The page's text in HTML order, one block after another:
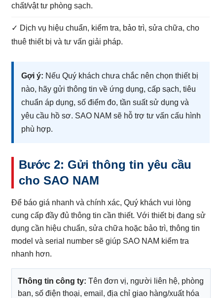
chất/vật tư phòng sạch.
✓ Dịch vụ hiệu chuẩn, kiểm tra, bảo trì, sửa chữa, cho
thuê thiết bị và tư vấn giải pháp.
Gợi ý: Nếu Quý khách chưa chắc nên chọn thiết bị
nào, hãy gửi thông tin về ứng dụng, cấp sạch, tiêu
chuẩn áp dụng, số điểm đo, tần suất sử dụng và
yêu cầu hồ sơ. SAO NAM sẽ hỗ trợ tư vấn cấu hình
phù hợp.
Bước 2: Gửi thông tin yêu cầu
cho SAO NAM
Để báo giá nhanh và chính xác, Quý khách vui lòng
cung cấp đầy đủ thông tin cần thiết. Với thiết bị đang sử
dụng cần hiệu chuẩn, sửa chữa hoặc bảo trì, thông tin
model và serial number sẽ giúp SAO NAM kiểm tra
nhanh hơn.
Thông tin công ty: Tên đơn vị, người liên hệ, phòng
ban, số điện thoại, email, địa chỉ giao hàng/xuất hóa